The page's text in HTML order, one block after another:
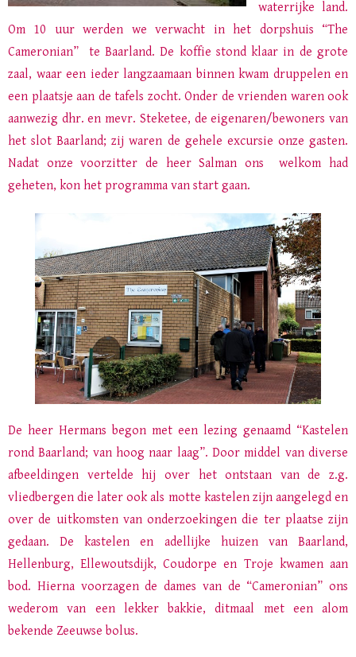
waterrijke land.
Om 10 uur werden we verwacht in het dorpshuis “The
Cameronian” te Baarland. De koffie stond klaar in de grote
zaal, waar een ieder langzaamaan binnen kwam druppelen en
een plaatsje aan de tafels zocht. Onder de vrienden waren ook
aanwezig dhr. en mevr. Steketee, de eigenaren/bewoners van
het slot Baarland; zij waren de gehele excursie onze gasten.
Nadat onze voorzitter de heer Salman ons welkom had
geheten, kon het programma van start gaan.
De heer Hermans begon met een lezing genaamd “Kastelen
rond Baarland; van hoog naar laag”. Door middel van diverse
afbeeldingen vertelde hij over het ontstaan van de z.g.
vliedbergen die later ook als motte kastelen zijn aangelegd en
over de uitkomsten van onderzoekingen die ter plaatse zijn
gedaan. De kastelen en adellijke huizen van Baarland,
Hellenburg, Ellewoutsdijk, Coudorpe en Troje kwamen aan
bod. Hierna voorzagen de dames van de “Cameronian” ons
wederom van een lekker bakkie, ditmaal met een alom
bekende Zeeuwse bolus.